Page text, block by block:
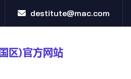
destitute@mac.com